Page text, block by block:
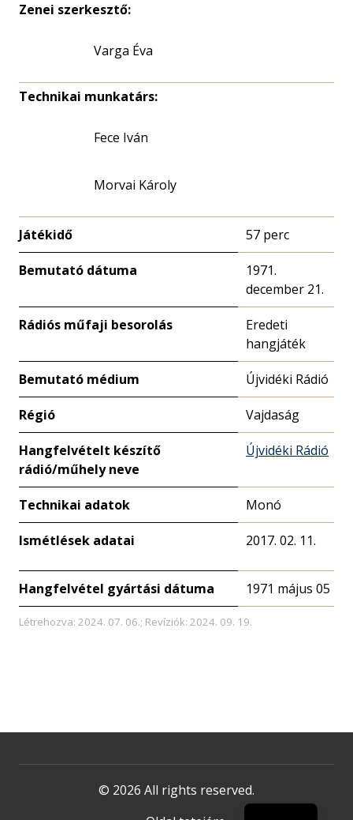
Zenei szerkesztő:
Varga Éva
Technikai munkatárs:
Fece Iván
Morvai Károly
Játékidő 57 perc
Bemutató dátuma
1971.
december 21.
Rádiós műfaji besorolás
Eredeti
hangjáték
Bemutató médium Újvidéki Rádió
Régió Vajdaság
Hangfelvételt készítő
rádió/műhely neve
Újvidéki Rádió
Technikai adatok Monó
Ismétlések adatai 2017. 02. 11.
Hangfelvétel gyártási dátuma 1971 május 05
Létrehozva: 2024. 07. 06.; Revíziók: 2024. 09. 19.
© 2026 All rights reserved.